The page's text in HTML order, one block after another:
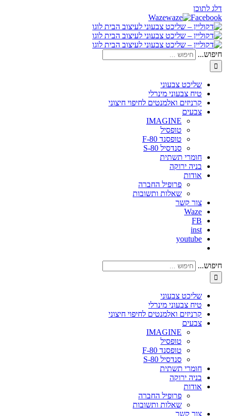
דלג לתוכן
Waze
Facebook
חיפוש...
שליכט צבעוני
טיח צבעוני מינרלי
קרניזים ואלמנטים לחיפוי חיצוני
צבעים
IMAGINE
טופסיל
טופסנד F-80
סנדסיל S-80
חומרי תשתית
בניה ירוקה
אודות
פרופיל החברה
שאלות ותשובות
צור קשר
Waze
FB
inst
youtube
חיפוש...
שליכט צבעוני
טיח צבעוני מינרלי
קרניזים ואלמנטים לחיפוי חיצוני
צבעים
IMAGINE
טופסיל
טופסנד F-80
סנדסיל S-80
חומרי תשתית
בניה ירוקה
אודות
פרופיל החברה
שאלות ותשובות
צור קשר